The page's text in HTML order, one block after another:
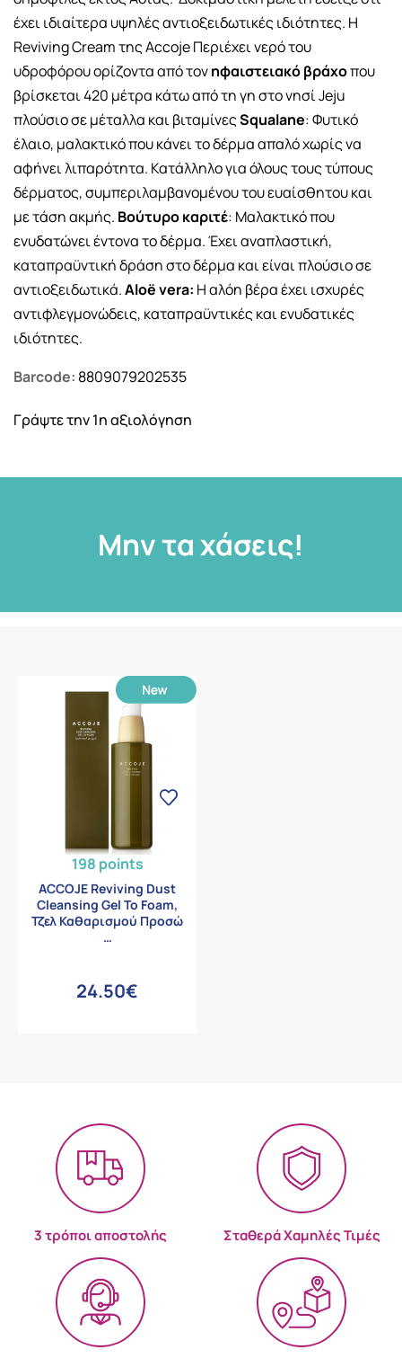
έχει ιδιαίτερα υψηλές αντιοξειδωτικές ιδιότητες. Η
Reviving Cream της Accoje Περιέχει νερό του
υδροφόρου ορίζοντα από τονηφαιστειακό βράχοπου
βρίσκεται 420 μέτρα κάτω από τη γη στο νησί Jeju
πλούσιο σε μέταλλα και βιταμίνεςSqualane: Φυτικό
έλαιο, μαλακτικό που κάνει το δέρμα απαλό χωρίς να
αφήνει λιπαρότητα. Κατάλληλο για όλους τους τύπους
δέρματος, συμπεριλαμβανομένου του ευαίσθητου και
με τάση ακμής. Βούτυρο καριτέ: Μαλακτικό που
ενυδατώνει έντονα το δέρμα. Έχει αναπλαστική,
καταπραϋντική δράση στο δέρμα και είναι πλούσιο σε
αντιοξειδωτικά.Aloë vera: Η αλόη βέρα έχει ισχυρές
αντιφλεγμονώδεις, καταπραϋντικές και ενυδατικές
ιδιότητες.
Barcode: 8809079202535
Γράψτε την 1η αξιολόγηση
Μην τα χάσεις!
198 points
ACCOJE Reviving Dust
Cleansing Gel To Foam,
Τζελ Καθαρισμού Προσώ
…
24.50€
3 τρόποι αποστολής Σταθερά Χαμηλές Τιμές